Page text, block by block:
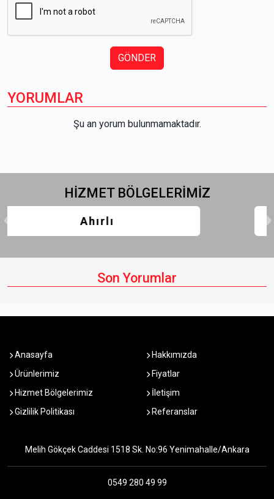
GÖNDER
YORUMLAR
Şu an yorum bulunmamaktadır.
HİZMET BÖLGELERİMİZ
Son Yorumlar
Anasayfa
Hakkımızda
Ürünlerimiz
Fiyatlar
Hizmet Bölgelerimiz
İletişim
Gizlilik Politikası
Referanslar
Melih Gökçek Caddesi 1518 Sk. No:96 Yenimahalle/Ankara
0549 280 49 99